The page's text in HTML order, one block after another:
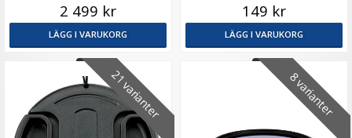
2 499 kr
LÄGG I VARUKORG
149 kr
LÄGG I VARUKORG
21 varianter 8 varianter